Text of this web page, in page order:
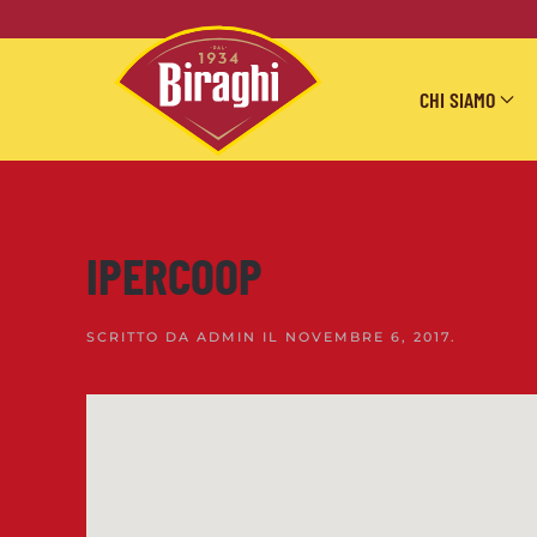
Skip to main content
CHI SIAMO
IPERCOOP
SCRITTO DA ADMIN IL NOVEMBRE 6, 2017.